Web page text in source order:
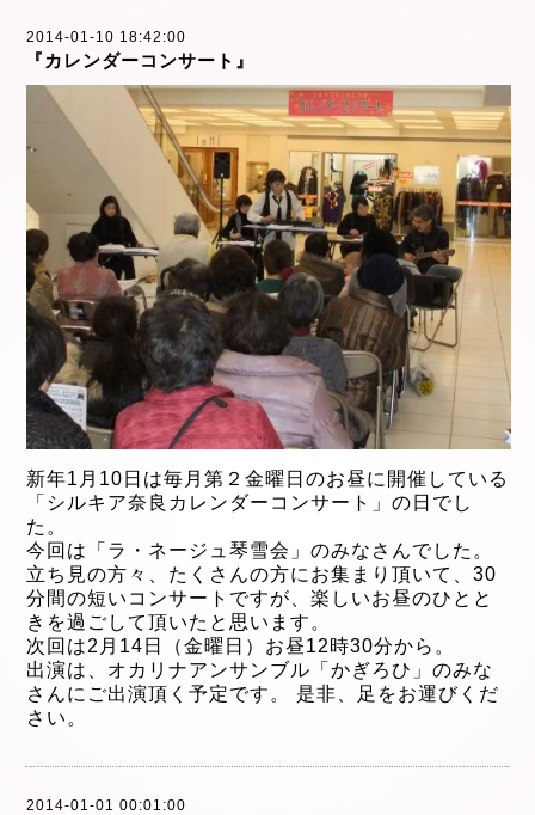
2014-01-10 18:42:00
『カレンダーコンサート』
新年1 月10 日は毎月第２金曜日のお昼に開催している
「シルキア奈良カレンダーコンサート」の日でし
た。
今回は「ラ・ネージュ琴雪会」のみなさんでした。
立ち見の方々、たくさんの方にお集まり頂いて、30
分間の短いコンサートですが、楽しいお昼のひとと
きを過ごして頂いたと思います。
次回は2月14日（金曜日）お昼12時30分から。
出演は、オカリナアンサンブル「かぎろひ」のみな
さんにご出演頂く予定です。 是非、足をお運びくだ
さい。
2014-01-01 00:01:00